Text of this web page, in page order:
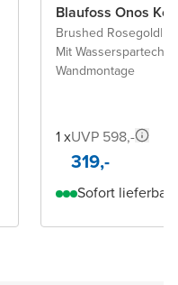
Blaufoss Onos
Brushed Rosegold|
Mit
Wandmontage
1 xUVP 598,-
319,-
Sofort lieferbar